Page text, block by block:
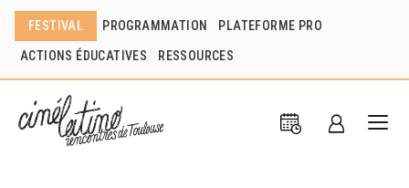
FESTIVAL PROGRAMMATION PLATEFORME PRO
ACTIONS ÉDUCATIVES RESSOURCES